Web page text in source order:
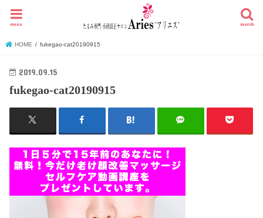
search
menu
HOME fukegao-cat20190915
2019.09.15
fukegao-cat20190915